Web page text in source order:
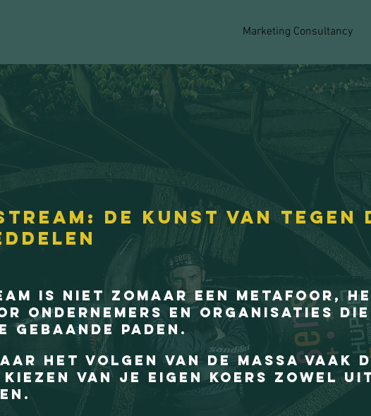
Marketing Consultancy
de kunst van tegen
is niet zomaar een metafoor,
ondernemers en organisaties
gebaande paden.
het volgen van de massa vaak
van je eigen koers zowel